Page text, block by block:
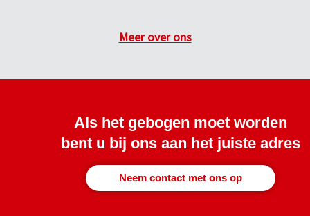
Meer over ons
Als het gebogen moet worden
bent u bij ons aan het juiste adres
Neem contact met ons op